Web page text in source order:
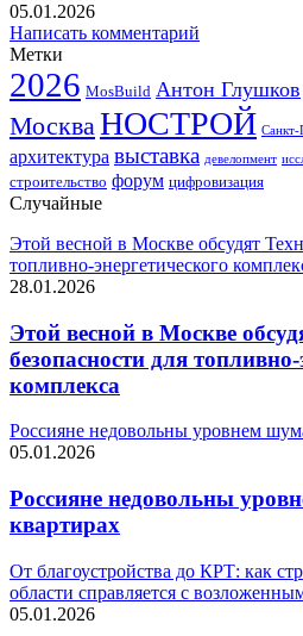
05.01.2026
Написать комментарий
Метки
2026 MosBuild Антон Глушков
МоскваНОСТРОЙ Санкт-
архитектура выставка девелопмент
строительство форум цифровизация
Случайные
Этой весной в Москве обсудят
топливно-энергетического
28.01.2026
Этой весной в Москве
безопасности для топливно-
комплекса
Россияне недовольны уровнем
05.01.2026
Россияне недовольны
квартирах
От благоустройства до КРТ: как
области справляется с
05.01.2026